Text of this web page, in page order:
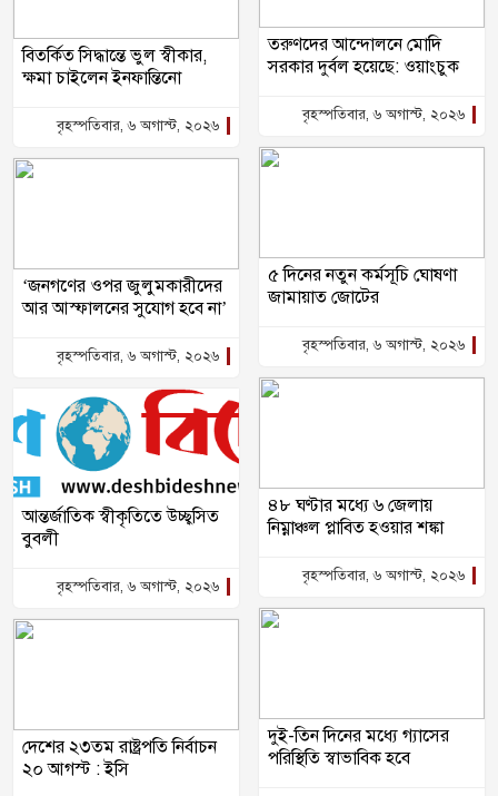
বিতর্কিত সিদ্ধান্তে ভুল স্বীকার,
ক্ষমা চাইলেন ইনফান্তিনো
বৃহস্পতিবার, ৬ অগাস্ট, ২০২৬
‘জনগণের ওপর জুলুমকারীদের
আর আস্ফালনের সুযোগ হবে না’
বৃহস্পতিবার, ৬ অগাস্ট, ২০২৬
আন্তর্জাতিক স্বীকৃতিতে উচ্ছ্বসিত
বুবলী
বৃহস্পতিবার, ৬ অগাস্ট, ২০২৬
দেশের ২৩তম রাষ্ট্রপতি নির্বাচন
২০ আগস্ট : ইসি
তরুণদের আন্দোলনে মোদি
সরকার দুর্বল হয়েছে: ওয়াংচুক
বৃহস্পতিবার, ৬ অগাস্ট, ২০২৬
৫ দিনের নতুন কর্মসূচি ঘোষণা
জামায়াত জোটের
বৃহস্পতিবার, ৬ অগাস্ট, ২০২৬
৪৮ ঘণ্টার মধ্যে ৬ জেলায়
নিম্নাঞ্চল প্লাবিত হওয়ার শঙ্কা
বৃহস্পতিবার, ৬ অগাস্ট, ২০২৬
দুই-তিন দিনের মধ্যে গ্যাসের
পরিস্থিতি স্বাভাবিক হবে